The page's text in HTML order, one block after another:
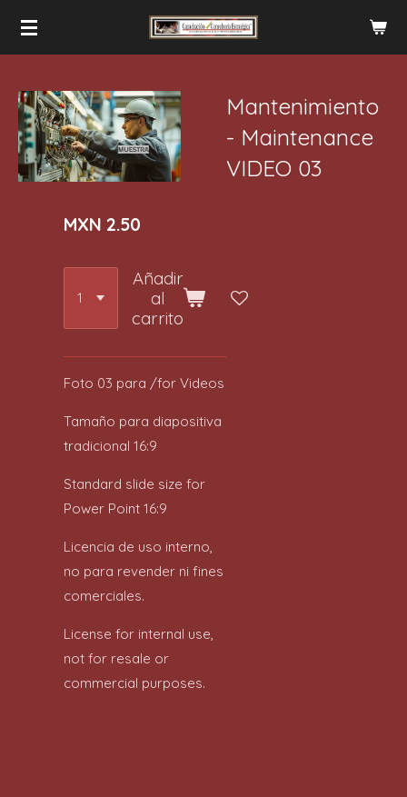
principal
Mantenimiento
- Maintenance
VIDEO 03
MXN 2.50
Añadir
al
carrito
Foto 03 para /for Videos
Tamaño para diapositiva
tradicional 16:9
Standard slide size for
Power Point 16:9
Licencia de uso interno,
no para revender ni fines
comerciales.
License for internal use,
not for resale or
commercial purposes.